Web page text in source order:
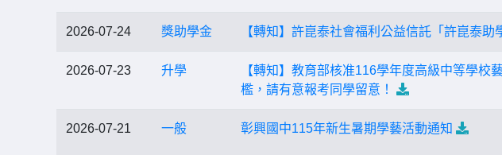
2026-07-24 獎助學金 【轉知】許崑泰社會福利公益信託「許崑泰助
2026-07-23 升學
【轉知】教育部核准116學年度高級中等學
檻，請有意報考同學留意！
2026-07-21 一般 彰興國中115年新生暑期學藝活動通知